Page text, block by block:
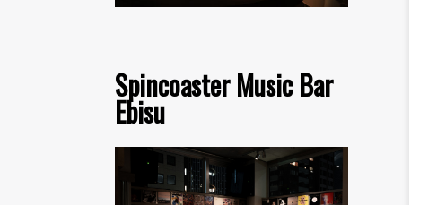
Spincoaster Music Bar
Ebisu